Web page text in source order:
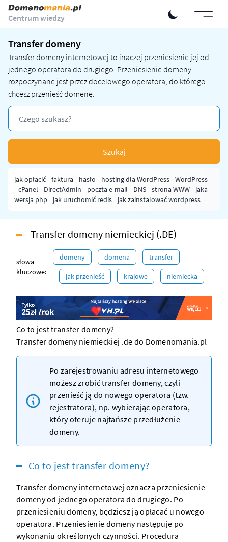
Centrum wiedzy
Transfer domeny
Transferdomeny internetowej to inaczej przeniesienie jej od
jednego operatora do drugiego. Przeniesienie domeny
rozpoczynane jest przez docelowego operatora, do którego
chcesz przenieść domenę.
Szukaj
jak opłacić faktura hasło hosting dla WordPress
WordPress
cPanel
DirectAdmin poczta e-mail DNS strona WWW
jaka
wersja php
jak uruchomić redis jak zainstalować wordpress
Transfer domeny niemieckiej (.DE)
słowa
kluczowe:
domeny domena transfer
jak przenieść krajowe niemiecka
Co to jest transfer domeny?
Transfer domeny niemieckiej .de do Domenomania.pl
Po zarejestrowaniu adresu internetowego
możesz zrobić transfer domeny, czyli
przenieść ją do nowego operatora (tzw.
rejestratora), np. wybierając operatora,
który oferuje najtańsze przedłużenie
domeny.
Co to jest transfer domeny?
Transfer domeny internetowej oznacza przeniesienie
domeny od jednego operatora do drugiego. Po
przeniesieniudomeny, będziesz ją opłacać u nowego
operatora. Przeniesienie domeny następuje po
wykonaniu określonych czynności. Procedura